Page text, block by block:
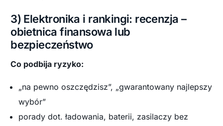
3) Elektronika i rankingi: recenzja –
obietnica finansowa lub
bezpieczeństwo
Co podbija ryzyko:
„na pewno oszczędzisz”, „gwarantowany najlepszy
wybór”
porady dot. ładowania, baterii, zasilaczy bez